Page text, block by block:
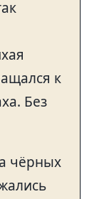
к
Без
чёрных